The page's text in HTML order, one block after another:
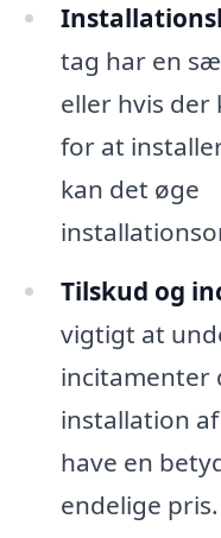
tag har en
eller hvis
for at
kan det øge
Tilskud og
vigtigt at
installation
have en
endelige pris.